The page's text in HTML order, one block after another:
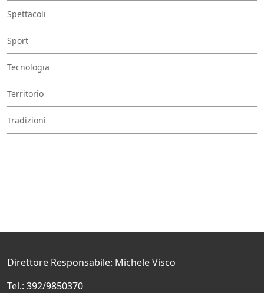
Spettacoli
Sport
Tecnologia
Territorio
Tradizioni
Direttore Responsabile: Michele Visco
Tel.: 392/9850370